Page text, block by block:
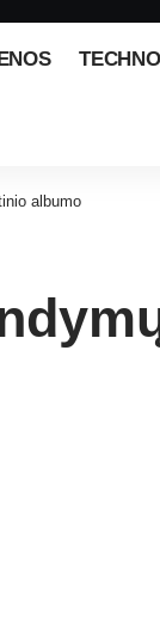
albumo